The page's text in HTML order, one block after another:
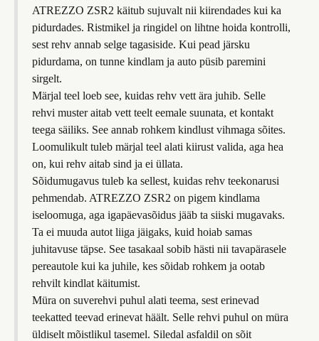
ATREZZO ZSR2 käitub sujuvalt nii kiirendades kui ka
pidurdades. Ristmikel ja ringidel on lihtne hoida kontrolli,
sest rehv annab selge tagasiside. Kui pead järsku
pidurdama, on tunne kindlam ja auto püsib paremini
sirgelt.
Märjal teel loeb see, kuidas rehv vett ära juhib. Selle
rehvi muster aitab vett teelt eemale suunata, et kontakt
teega säiliks. See annab rohkem kindlust vihmaga sõites.
Loomulikult tuleb märjal teel alati kiirust valida, aga hea
on, kui rehv aitab sind ja ei üllata.
Sõidumugavus tuleb ka sellest, kuidas rehv teekonarusi
pehmendab. ATREZZO ZSR2 on pigem kindlama
iseloomuga, aga igapäevasõidus jääb ta siiski mugavaks.
Ta ei muuda autot liiga jäigaks, kuid hoiab samas
juhitavuse täpse. See tasakaal sobib hästi nii tavapärasele
pereautole kui ka juhile, kes sõidab rohkem ja ootab
rehvilt kindlat käitumist.
Müra on suverehvi puhul alati teema, sest erinevad
teekatted teevad erinevat häält. Selle rehvi puhul on müra
üldiselt mõistlikul tasemel. Siledal asfaldil on sõit